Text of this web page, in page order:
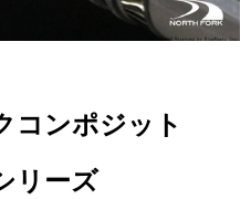
コンポジット
リーズ